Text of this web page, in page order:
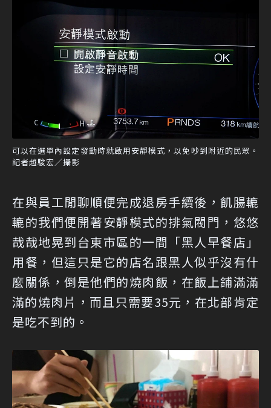
可以在選單內設定發動時就啟用安靜模式，以免吵到附近的民眾。
記者趙駿宏／攝影
在與員工閒聊順便完成退房手續後，飢腸轆
轆的我們便開著安靜模式的排氣閥門，悠悠
哉哉地晃到台東市區的一間「黑人早餐店」
用餐，但這只是它的店名跟黑人似乎沒有什
麼關係，倒是他們的燒肉飯，在飯上鋪滿滿
滿的燒肉片，而且只需要35元，在北部肯定
是吃不到的。